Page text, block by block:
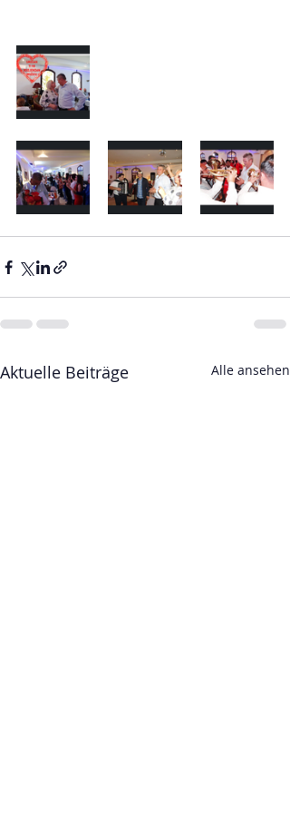
Aktuelle Beiträge Alle ansehen